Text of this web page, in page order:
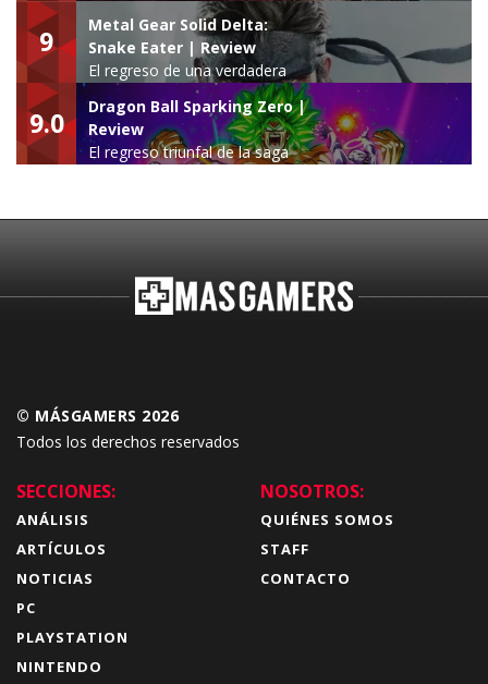
9
Metal Gear Solid Delta:
Snake Eater | Review
El regreso de una verdadera
leyenda
9.0
Dragon Ball Sparking Zero |
Review
El regreso triunfal de la saga
© MÁSGAMERS 2026
Todos los derechos reservados
SECCIONES:
ANÁLISIS
ARTÍCULOS
NOTICIAS
PC
PLAYSTATION
NINTENDO
NOSOTROS:
QUIÉNES SOMOS
STAFF
CONTACTO